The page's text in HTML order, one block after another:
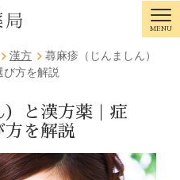
局 MENU
漢方
蕁麻疹（じんましん）
方を解説
と漢方薬｜症
方を解説